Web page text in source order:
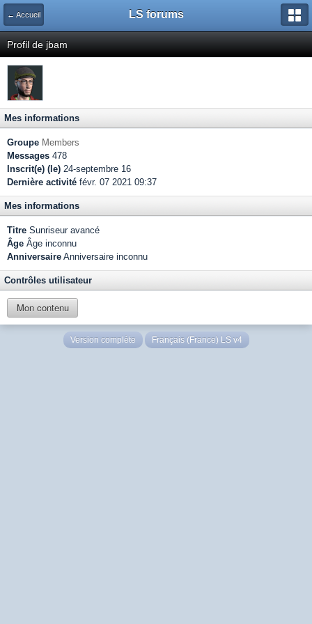
← Accueil LS forums
Profil de jbam
Mes informations
Groupe Members
Messages 478
Inscrit(e) (le) 24-septembre 16
Dernière activité févr. 07 2021 09:37
Mes informations
Titre Sunriseur avancé
Âge Âge inconnu
Anniversaire Anniversaire inconnu
Contrôles utilisateur
Mon contenu
Version complète Français (France) LS v4